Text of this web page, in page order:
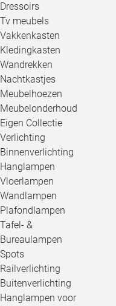
Dressoirs
Tv meubels
Vakkenkasten
Kledingkasten
Wandrekken
Nachtkastjes
Meubelhoezen
Meubelonderhoud
Eigen Collectie
Verlichting
Binnenverlichting
Hanglampen
Vloerlampen
Wandlampen
Plafondlampen
Tafel- &
Bureaulampen
Spots
Railverlichting
Buitenverlichting
Hanglampen voor